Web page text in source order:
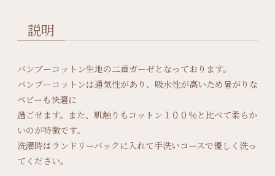
説明
バンブーコットン生地の二重ガーゼとなっております。
バンブーコットンは通気性があり、吸水性が高いため暑がりな
ベビーも快適に
過ごせます。また、肌触りもコットン１００％と比べて柔らか
いのが特徴です。
洗濯時はランドリーバックに入れて手洗いコースで優しく洗っ
てください。